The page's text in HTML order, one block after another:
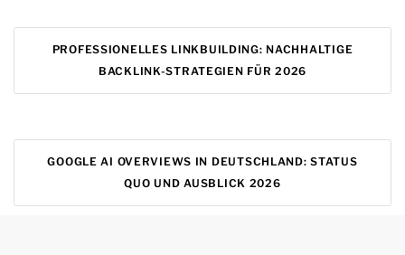
PROFESSIONELLES LINKBUILDING: NACHHALTIGE
BACKLINK-STRATEGIEN FÜR 2026
GOOGLE AI OVERVIEWS IN DEUTSCHLAND: STATUS
QUO UND AUSBLICK 2026